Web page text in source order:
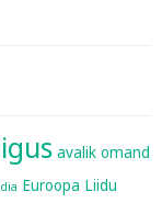
avalik omand
Euroopa Liidu